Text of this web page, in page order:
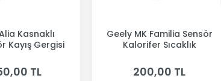
Kasnaklı
Kayış Gergisi
TL
Geely MK Familia Sensör
Kalorifer Sıcaklık
200,00 TL